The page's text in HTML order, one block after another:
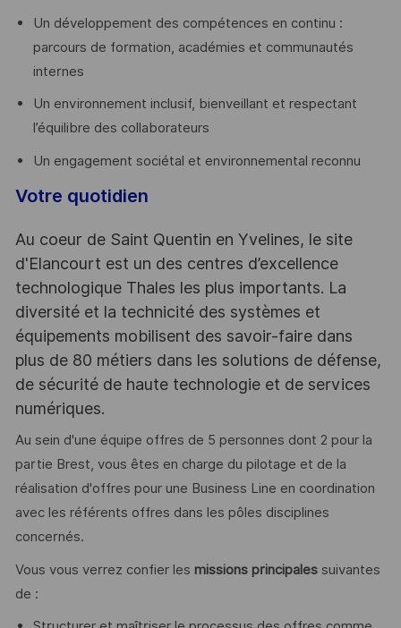
Un développement des compétences en continu :
parcours de formation, académies et communautés
internes
Un environnement inclusif, bienveillant et respectant
l’équilibre des collaborateurs
Un engagement sociétal et environnemental reconnu
Votre quotidien
Au coeur de Saint Quentin en Yvelines, le site
d'Elancourt est un des centres d’excellence
technologique Thales les plus importants. La
diversité et la technicité des systèmes et
équipements mobilisent des savoir-faire dans
plus de 80 métiers dans les solutions de défense,
de sécurité de haute technologie et de services
numériques.
Au sein d'une équipe offres de 5 personnes dont 2 pour la
partie Brest, vous êtes en charge du pilotage et de la
réalisation d'offres pour une Business Line en coordination
avec les référents offres dans les pôles disciplines
concernés.
Vous vous verrez confier les missions principalessuivantes
de :